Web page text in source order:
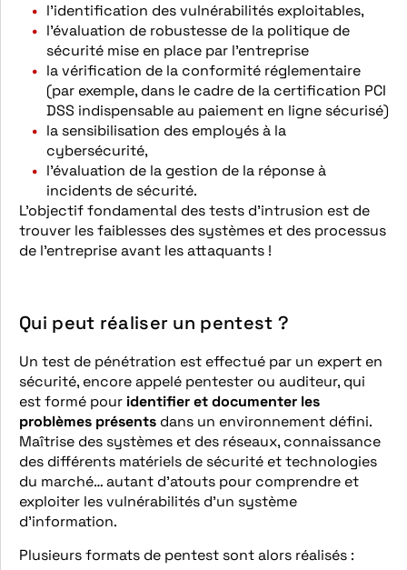
l’identification des vulnérabilités exploitables,
l’évaluation de robustesse de la politique de
sécurité mise en place par l’entreprise
la vérification de la conformité réglementaire
(par exemple, dans le cadre de la certification PCI
DSS indispensable au paiement en ligne sécurisé)
la sensibilisation des employés à la
cybersécurité,
l’évaluation de la gestion de la réponse à
incidents de sécurité.
L’objectif fondamental des tests d’intrusion est de
trouver les faiblesses des systèmes et des processus
de l’entreprise avant les attaquants !
Qui peut réaliser un pentest ?
Un test de pénétration est effectué par un expert en
sécurité, encore appelé pentester ou auditeur, qui
est formé pour identifier et documenter les
problèmes présents dans un environnement défini.
Maîtrise des systèmes et des réseaux, connaissance
des différents matériels de sécurité et technologies
du marché… autant d’atouts pour comprendre et
exploiter les vulnérabilités d’un système
d’information.
Plusieurs formats de pentest sont alors réalisés :